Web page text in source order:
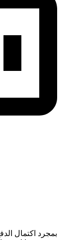
بمجرد اكتمال